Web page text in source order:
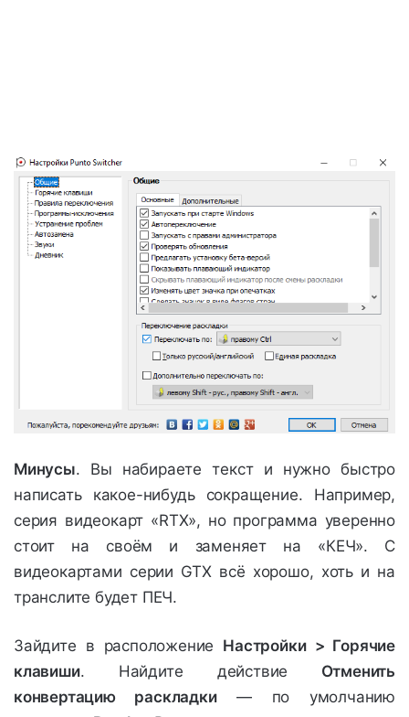
Минусы. Вы набираете текст и нужно быстро
написать какое-нибудь сокращение. Например,
серия видеокарт «RTX», но программа уверенно
стоит на своём и заменяет на «КЕЧ». С
видеокартами серии GTX всё хорошо, хоть и на
транслите будет ПЕЧ.
Зайдите в расположение Настройки > Горячие
клавиши. Найдите действие Отменить
конвертацию раскладки— по умолчанию